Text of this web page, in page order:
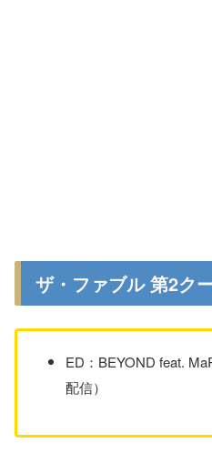
ザ・ファブル 第2ク
ED：BEYOND feat.
配信）